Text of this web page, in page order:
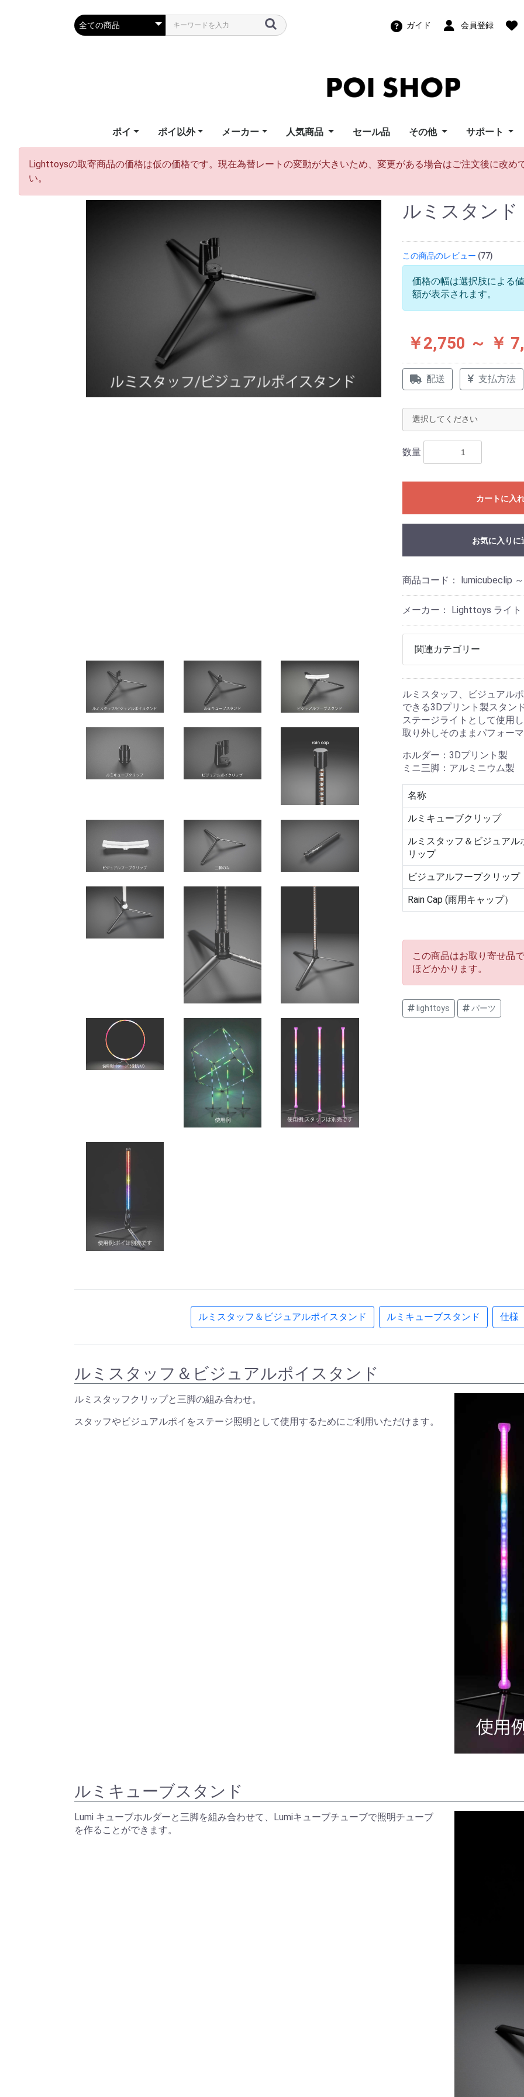
ガイド 会員登録
ポイ
テールポイ
ソックスポイ
フラッグ
フラッフィーポイ
LEDポイ
LEDポイ（ハイグレー
ビジュアルポイ
キッズポイ
パーツ
教則ビデオ
ポイ以外
武幻
スタッフ
ジャグリングクラブ
シルホイール
フープ
ワンド
ファイバーフライ
ファンズ
幾何学おもちゃ
メーカー
エリックズポイトイ
ファイバーフライズ
ファンインモーション
ファイアートイズ
フェアリーウィングス
フロウトイズ
ホームオブポイ Home
ライトトイズ
人気商品
ポッドポイ
ビジュアルポイ（グラ
スピンボール
セール品 その他
パーツ
幾何学おもちゃ
機材レンタル
教則ビデオ
サポート
ポッドポイ
ビジュアル/
スピンボー
LT
ビジュアル
Lighttoysの取寄商品の価格は仮の価格です。現在為替レートの変動が大きいため、変更がある場合はご注文後に改
い。
ルミスタンド
この商品のレビュー (77)
価格の幅は選択肢による
額が表示されます。
￥2,750 ～ ￥
配送 支払方法
数量
カートに入
お気に入りに
商品コード： lumicubeclip
メーカー： Lighttoys ライト
関連カテゴリー
ルミスタッフ、ビジュアル
できる3Dプリント製スタン
ステージライトとして使用
取り外しそのままパフォー
ホルダー：3Dプリント製
ミニ三脚：アルミニウム製
名称
ルミキューブクリップ
ルミスタッフ＆ビジュアル
リップ
ビジュアルフープクリップ
Rain Cap (雨用キャップ）
この商品はお取り寄せ品
ほどかかります。
lighttoys パーツ
ルミスタッフ＆ビジュアルポイスタンド ルミキューブスタンド 仕様
ルミスタッフ＆ビジュアルポイスタンド
ルミスタッフクリップと三脚の組み合わせ。
スタッフやビジュアルポイをステージ照明として使用するためにご利用いただけます。
ルミキューブスタンド
Lumi キューブホルダーと三脚を組み合わせて、Lumiキューブチューブで照明チューブ
を作ることができます。